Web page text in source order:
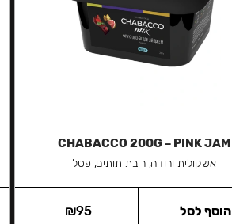
CHABACCO 200G – PINK JAM
אשקולית ורודה, ריבת תותים, פטל
₪95 הוסף לסל